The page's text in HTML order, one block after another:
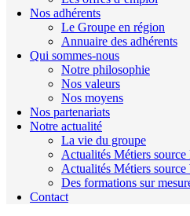
Nos adhérents
Le Groupe en région
Annuaire des adhérents
Qui sommes-nous
Notre philosophie
Nos valeurs
Nos moyens
Nos partenariats
Notre actualité
La vie du groupe
Actualités Métiers
Actualités Métiers
Des formations sur
Contact